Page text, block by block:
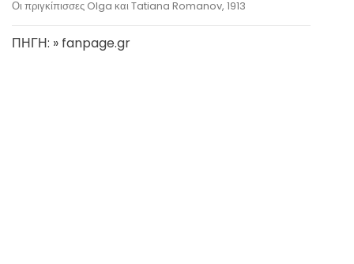
Οι πριγκίπισσες Olga και Tatiana Romanov, 1913
ΠΗΓΗ: » fanpage.gr